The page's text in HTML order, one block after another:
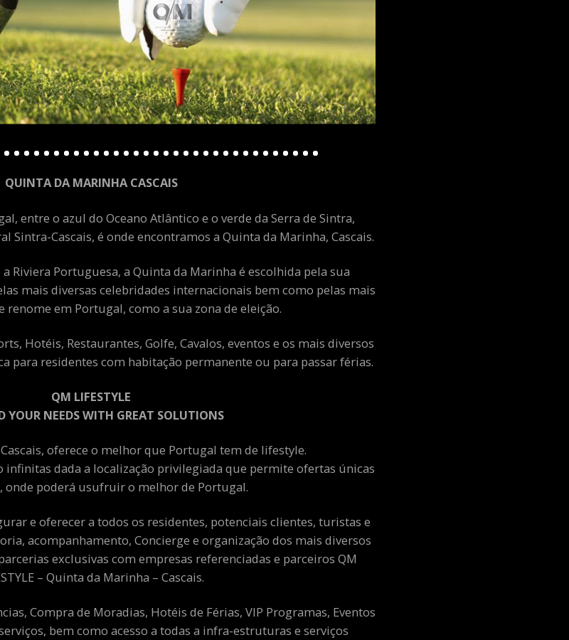
QUINTA DA MARINHA CASCAIS
entre o azul do Oceano Atlântico e o verde da Serra de Sintra,
Sintra-Cascais, é onde encontramos a Quinta da Marinha, Cascais.
Riviera Portuguesa, a Quinta da Marinha é escolhida pela sua
mais diversas celebridades internacionais bem como pelas mais
renome em Portugal, como a sua zona de eleição.
Hotéis, Restaurantes, Golfe, Cavalos, eventos e os mais diversos
para residentes com habitação permanente ou para passar férias.
QM LIFESTYLE
YOUR NEEDS WITH GREAT SOLUTIONS
oferece o melhor que Portugal tem de lifestyle.
infinitas dada a localização privilegiada que permite ofertas únicas
onde poderá usufruir o melhor de Portugal.
e oferecer a todos os residentes, potenciais clientes, turistas e
acompanhamento, Concierge e organização dos mais diversos
exclusivas com empresas referenciadas e parceiros QM
– Quinta da Marinha – Cascais.
Compra de Moradias, Hotéis de Férias, VIP Programas, Eventos
bem como acesso a todas a infra-estruturas e serviços